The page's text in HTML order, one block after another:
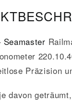
Seamaster
Präzision
davon